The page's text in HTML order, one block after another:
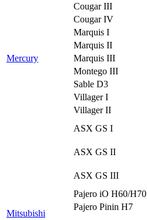
Mercury
Cougar III
Cougar IV
Marquis I
Marquis II
Marquis III
Montego III
Sable D3
Villager I
Villager II
Mitsubishi
ASX GS I
ASX GS II
ASX GS III
Pajero iO H60/H70
Pajero Pinin H7